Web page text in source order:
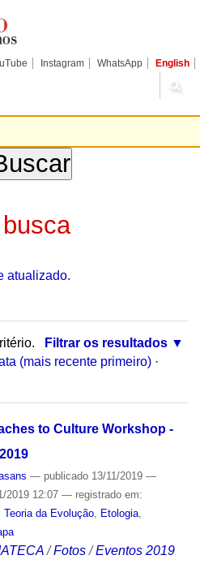
Instagram WhatsApp English
atualizado.
Filtrar os resultados
(mais recente primeiro) ·
to Culture Workshop -
— publicado13/11/2019 —
2019 12:07 — registrado em:
Teoria da Evolução, Etologia,
/Fotos /Eventos 2019